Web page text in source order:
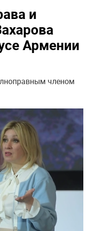
и
Армении
членом